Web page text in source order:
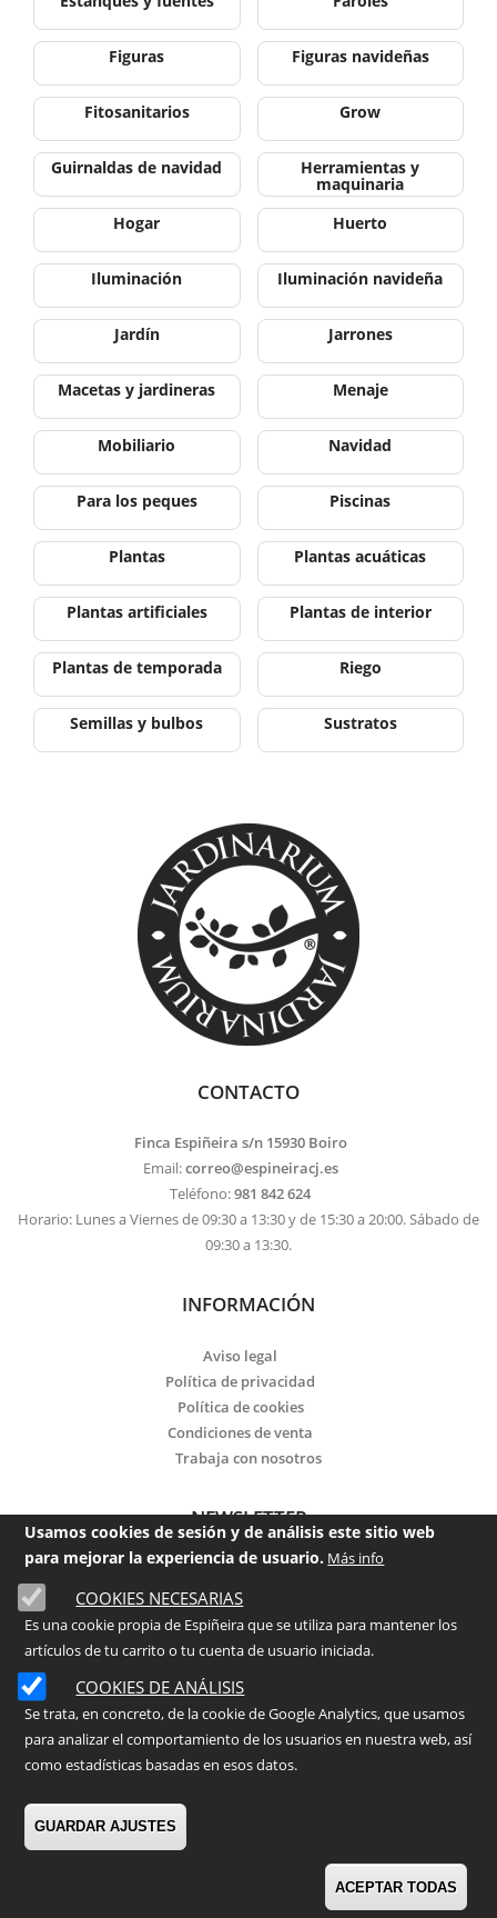
Figuras Figuras navideñas
Fitosanitarios Grow
Guirnaldas de navidad Herramientas y
maquinaria
Hogar
Huerto
Iluminación Iluminación navideña
Jardín Jarrones
Macetas y jardineras Menaje
Mobiliario Navidad
Para los peques Piscinas
Plantas Plantas acuáticas
Plantas artificiales Plantas de interior
Plantas de temporada Riego
Semillas y bulbos Sustratos
CONTACTO
Finca Espiñeira s/n 15930 Boiro
Email:correo@espineiracj.es
Teléfono:981 842 624
Horario: Lunes a Viernes de 09:30 a 13:30 y de 15:30 a 20:00. Sábado de
09:30 a 13:30.
INFORMACIÓN
Aviso legal
Política de privacidad
Política de cookies
Condiciones de venta
Trabaja con nosotros
NEWSLETTER
Email
He leído y acepto lapolítica de privacidad
©2026 - ESPIÑEIRA Centro de Jardinería
Usamos cookies de sesión y de análisis este sitio web
para mejorar la experiencia de usuario. Más info
COOKIES NECESARIAS
Es una cookie propia de Espiñeira que se utiliza para mantener los
artículos de tu carrito o tu cuenta de usuario iniciada.
COOKIES DE ANÁLISIS
Se trata, en concreto, de la cookie de Google Analytics, que usamos
para analizar el comportamiento de los usuarios en nuestra web, así
como estadísticas basadas en esos datos.
GUARDAR AJUSTES
ACEPTAR TODAS